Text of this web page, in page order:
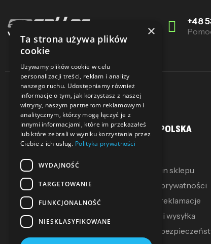
+48
MOJE KONTO
Moje pokwitowania
Mój koszyk
SALLER POLSKA
Regulamin sklepu
Polityka prywatności
Zwroty i reklamacje
Dostawa i wysyłka
Polityka
×
Ta strona używa plików
cookie
Używamy plików cookie w celu
personalizacji treści, reklam i analizy
naszego ruchu. Udostępniamy również
informacje o tym, jak korzystasz z naszej
witryny, naszym partnerom reklamowym i
analitycznym, którzy mogą łączyć je z
innymi informacjami, które im przekazałeś
lub które zebrali w wyniku korzystania przez
Ciebie z ich usług. Polityka prywatności
WYDAJNOŚĆ
TARGETOWANIE
FUNKCJONALNOŚĆ
NIESKLASYFIKOWANE